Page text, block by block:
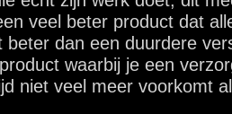
veel beter product dat
beter dan een duurdere
waarbij je een
niet veel meer voorkomt